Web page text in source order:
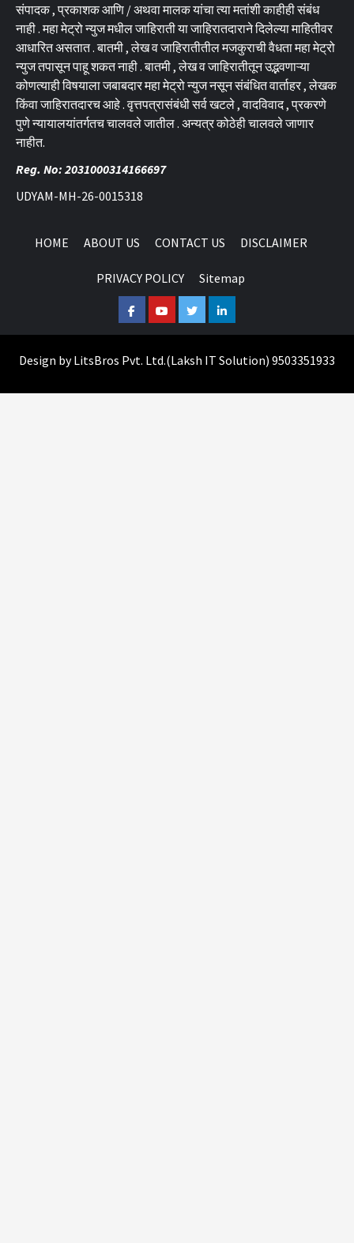
संपादक , प्रकाशक आणि / अथवा मालक यांचा त्या मतांशी काहीही संबंध
नाही . महा मेट्रो न्युज मधील जाहिराती या जाहिरातदाराने दिलेल्या माहितीवर
आधारित असतात . बातमी , लेख व जाहिरातीतील मजकुराची वैधता महा मेट्रो
न्युज तपासून पाहू शकत नाही . बातमी , लेख व जाहिरातीतून उद्भवणाऱ्या
कोणत्याही विषयाला जबाबदार महा मेट्रो न्युज नसून संबंधित वार्ताहर , लेखक
किंवा जाहिरातदारच आहे . वृत्तपत्रासंबंधी सर्व खटले , वादविवाद , प्रकरणे
पुणे न्यायालयांतर्गतच चालवले जातील . अन्यत्र कोठेही चालवले जाणार
नाहीत.
Reg. No: 2031000314166697
UDYAM-MH-26-0015318
HOME ABOUT US CONTACT US DISCLAIMER
PRIVACY POLICY Sitemap
FacebookYoutubeTwitterLinkedin
Design byLitsBros Pvt. Ltd.(Laksh IT Solution) 9503351933